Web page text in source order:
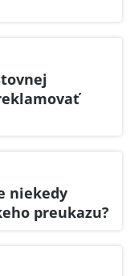
niekedy
preukazu?